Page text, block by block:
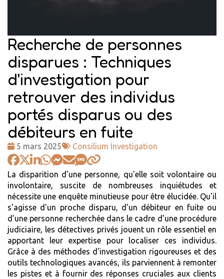
Recherche de personnes
disparues : Techniques
d'investigation pour
retrouver des individus
portés disparus ou des
débiteurs en fuite
Date
:
5 mars 2025
Tags
:
Consilium Investigation
La disparition d'une personne, qu'elle soit volontaire ou
involontaire, suscite de nombreuses inquiétudes et
nécessite une enquête minutieuse pour être élucidée. Qu'il
s'agisse d'un proche disparu, d'un débiteur en fuite ou
d'une personne recherchée dans le cadre d'une procédure
judiciaire, les détectives privés jouent un rôle essentiel en
apportant leur expertise pour localiser ces individus.
Grâce à des méthodes d'investigation rigoureuses et des
outils technologiques avancés, ils parviennent à remonter
les pistes et à fournir des réponses cruciales aux clients